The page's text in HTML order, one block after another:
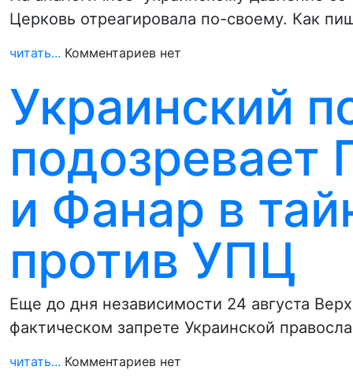
Церковь отреагировала по-своему. Как
читать... Комментариев нет
Украинский
и Фанар в
против УПЦ
Еще до дня независимости 24 августа
фактическом запрете Украинской
читать... Комментариев нет